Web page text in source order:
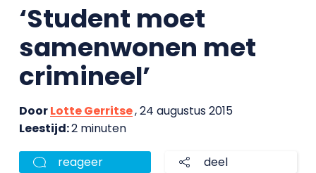
‘Student moet
samenwonen met
crimineel’
DoorLotte Gerritse, 24 augustus 2015
Leestijd:2 minuten
reageer deel